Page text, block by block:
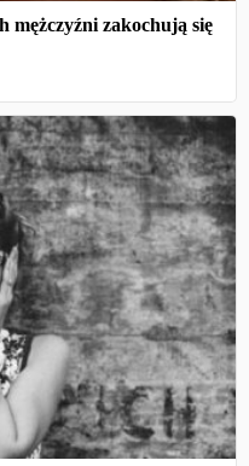
mężczyźni zakochują się